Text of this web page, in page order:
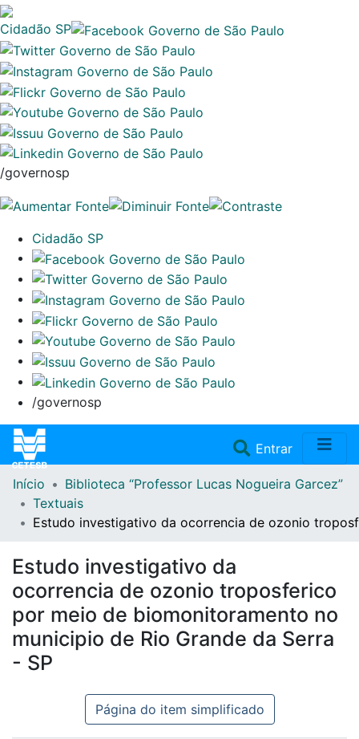
Cidadão SP
/governosp
Cidadão SP
/governosp
Entrar(current)
Home
Repositório
Doações/Aquisições
Fale Conosco
Início
Biblioteca “Professor Lucas Nogueira Garcez”
Textuais
Estudo investigativo da ocorrencia de ozonio
Estudo investigativo da
ocorrencia de ozonio troposferico
por meio de biomonitoramento no
municipio de Rio Grande da Serra
- SP
Página do item simplificado